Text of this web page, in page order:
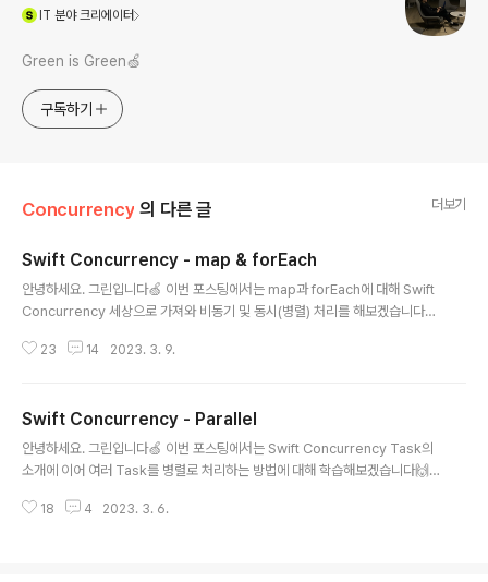
IT 분야 크리에이터
Green is Green🍏
구독하기
Concurrency 의 다른 글 더보기
Swift Concurrency - map & forEach
안녕하세요. 그린입니다🍏 이번 포스팅에서는 map과 forEach에 대해 Swift
Concurrency 세상으로 가져와 비동기 및 동시(병렬) 처리를 해보겠습니다🙌
그런데 해당 데이터들을 다뤄줄때 항상 비동기적으로 일어나지 않을뿐더라 해
데이터 변환을 수행할 때 Concurrency의 동시성 시스템을 활용해보려고 합
니다! 동기 변환 우선 우리가 아주 익숙한 구조부터 볼께요. class MovieList
ViewController: UIViewController { privat..
23 14 2023. 3. 9.
Swift Concurrency - Parallel
안녕하세요. 그린입니다🍏 이번 포스팅에서는 Swift Concurrency Task의
소개에 이어 여러 Task를 병렬로 처리하는 방법에 대해 학습해보겠습니다🙌
다루는것도 있지만 이걸 다루는 이유 자체가 비동기 작업을 병렬로 대부분 수행
18 4 2023. 3. 6.